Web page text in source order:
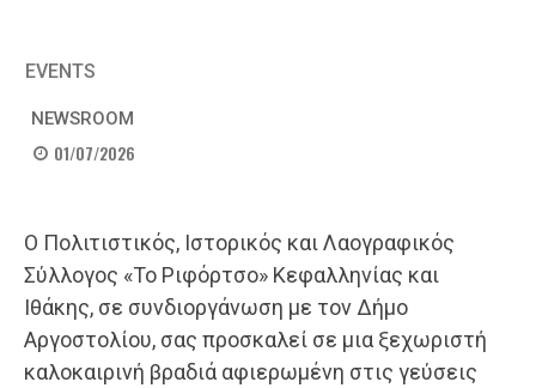
EVENTS
NEWSROOM
01/07/2026
Ο Πολιτιστικός, Ιστορικός και Λαογραφικός
Σύλλογος «Το Ριφόρτσο» Κεφαλληνίας και
Ιθάκης, σε συνδιοργάνωση με τον Δήμο
Αργοστολίου, σας προσκαλεί σε μια ξεχωριστή
καλοκαιρινή βραδιά αφιερωμένη στις γεύσεις